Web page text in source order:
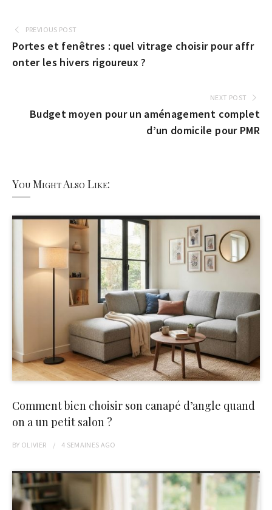
PREVIOUS POST
Portes et fenêtres : quel vitrage choisir pour affr
onter les hivers rigoureux ?
NEXT POST
Budget moyen pour un aménagement complet
d’un domicile pour PMR
You Might Also Like:
Comment bien choisir son canapé d’angle quand
on a un petit salon ?
BY OLIVIER 4 SEMAINES AGO